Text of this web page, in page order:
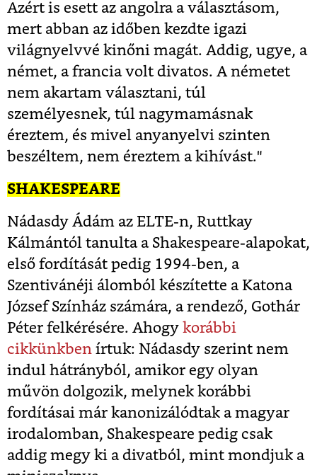
Azért is esett az angolra a választásom,
mert abban az időben kezdte igazi
világnyelvvé kinőni magát. Addig, ugye, a
német, a francia volt divatos. A németet
nem akartam választani, túl
személyesnek, túl nagymamásnak
éreztem, és mivel anyanyelvi szinten
beszéltem, nem éreztem a kihívást."
SHAKESPEARE
Nádasdy Ádám az ELTE-n, Ruttkay
Kálmántól tanulta a Shakespeare-alapokat,
első fordítását pedig 1994-ben, a
Szentivánéji álomból készítette a Katona
József Színház számára, a rendező, Gothár
Péter felkérésére. Ahogy korábbi
cikkünkben írtuk: Nádasdy szerint nem
indul hátrányból, amikor egy olyan
művön dolgozik, melynek korábbi
fordításai már kanonizálódtak a magyar
irodalomban, Shakespeare pedig csak
addig megy ki a divatból, mint mondjuk a